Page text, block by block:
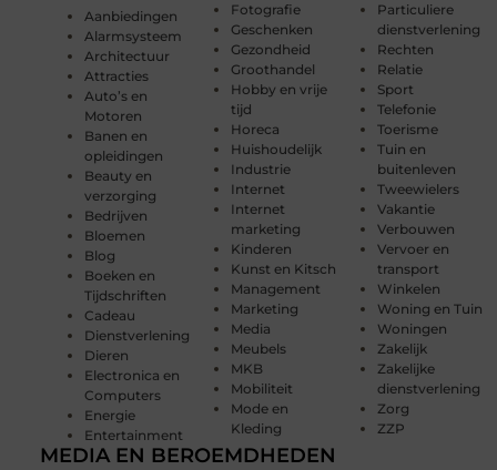
Aanbiedingen
Alarmsysteem
Architectuur
Attracties
Auto’s en
Motoren
Banen en
opleidingen
Beauty en
verzorging
Bedrijven
Bloemen
Blog
Boeken en
Tijdschriften
Cadeau
Dienstverlening
Dieren
Electronica en
Computers
Energie
Entertainment
Fotografie
Geschenken
Gezondheid
Groothandel
Hobby en vrije
tijd
Horeca
Huishoudelijk
Industrie
Internet
Internet
marketing
Kinderen
Kunst en Kitsch
Management
Marketing
Media
Meubels
MKB
Mobiliteit
Mode en
Kleding
Particuliere
dienstverlening
Rechten
Relatie
Sport
Telefonie
Toerisme
Tuin en
buitenleven
Tweewielers
Vakantie
Verbouwen
Vervoer en
transport
Winkelen
Woning en Tuin
Woningen
Zakelijk
Zakelijke
dienstverlening
Zorg
ZZP
MEDIA EN BEROEMDHEDEN